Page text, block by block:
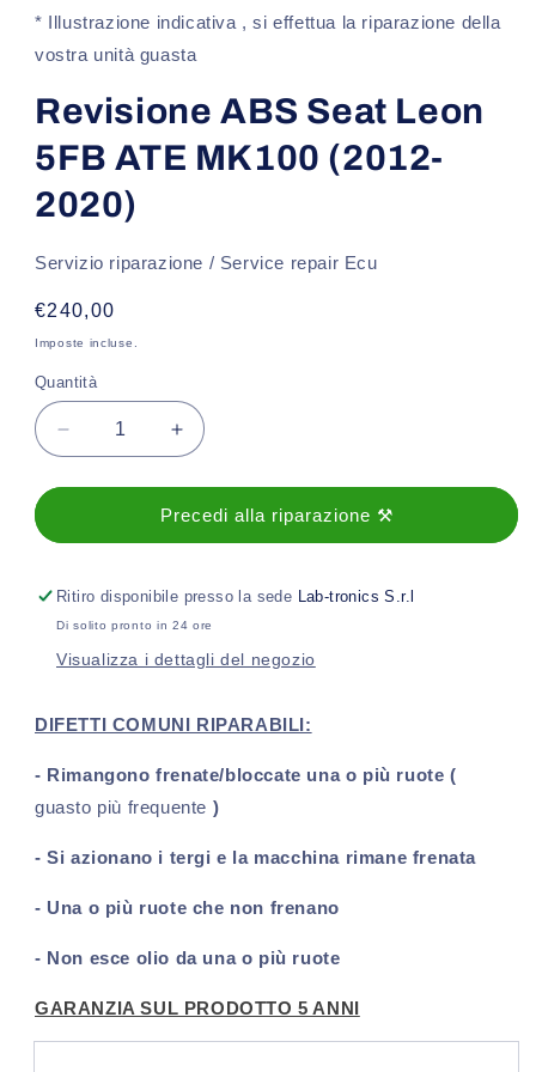
1
finestra
* Illustrazione indicativa , si effettua la riparazione della
vostra unità guasta
Revisione ABS Seat Leon
5FB ATE MK100 (2012-
2020)
Servizio riparazione / Service repair Ecu
Prezzo
di
€240,00
Imposte incluse.
Quantità
Diminuisci
quantità
per
ABS
Leon
5FB
MK100
2020)
Aumenta
quantità
per
Revisione
ABS
Leon
5FB
MK100
2020)
Precedi alla riparazione ⚒️
Ritiro disponibile presso la sede Lab-tronics S.r.l
Di solito pronto in 24 ore
Visualizza i dettagli del negozio
DIFETTI COMUNI RIPARABILI:
- Rimangono frenate/bloccate una o più ruote (
guasto più frequente )
- Si azionano i tergi e la macchina rimane frenata
- Una o più ruote che non frenano
- Non esce olio da una o più ruote
GARANZIA SUL PRODOTTO 5 ANNI